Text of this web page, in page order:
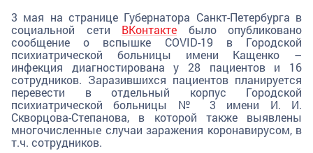
3 мая на странице Губернатора Санкт-Петербурга в
социальной сети ВКонтактебыло опубликовано
сообщение о вспышке COVID-19 в Городской
психиатрической больницы имени Кащенко –
инфекция диагностирована у 28 пациентов и 16
сотрудников. Заразившихся пациентов планируется
перевести в отдельный корпус Городской
психиатрической больницы № 3 имени И. И.
Скворцова-Степанова, в которой также выявлены
многочисленные случаи заражения коронавирусом, в
т.ч. сотрудников.